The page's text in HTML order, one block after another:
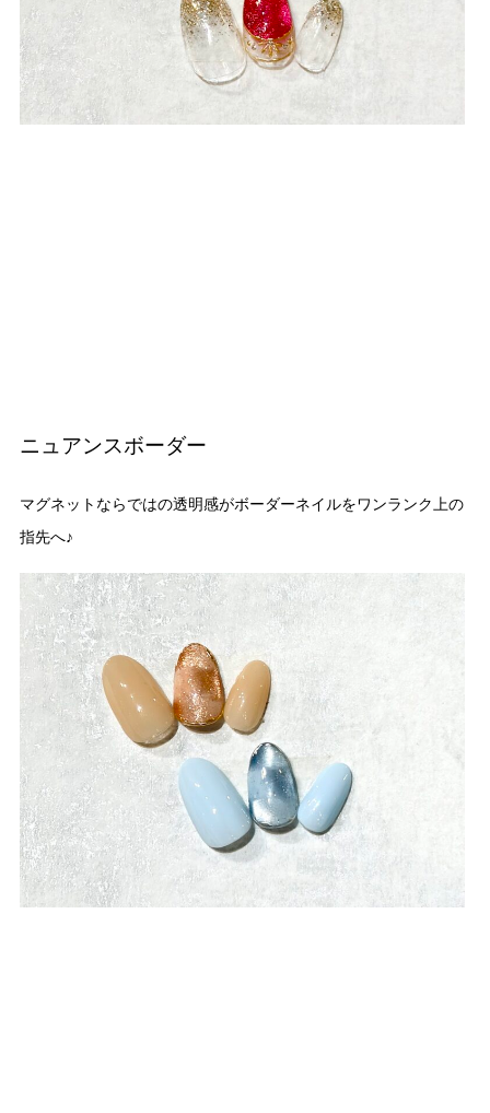
ニュアンスボーダー
マグネットならではの透明感がボーダーネイルをワンランク上の
指先へ♪